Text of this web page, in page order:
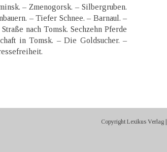
– Zmenogorsk. – Silbergruben.
– Tiefer Schnee. – Barnaul. –
nach Tomsk. Sechzehn Pferde
in Tomsk. – Die Goldsucher. –
Copyright Lexikus Verlag |